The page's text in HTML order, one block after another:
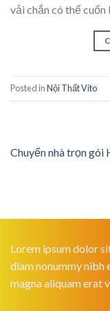
vải chắn có thể
Posted inNội Thất Vito
Chuyển nhà trọn gói
Lorem ipsum dolor
diam nonummy
magna aliquam erat